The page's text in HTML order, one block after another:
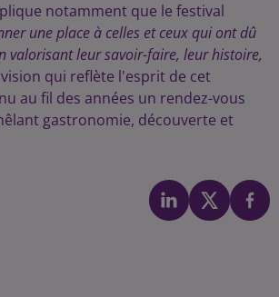
notamment que le festival
une place à celles et ceux qui ont dû
valorisant leur savoir-faire, leur histoire,
vision qui reflète l'esprit de cet
au fil des années un rendez-vous
gastronomie, découverte et